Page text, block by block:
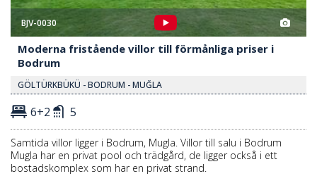
BJV-0030
Moderna fristående villor till förmånliga priser i
Bodrum
GÖLTÜRKBÜKÜ - BODRUM - MUĞLA
6+2 5
Samtida villor ligger i Bodrum, Mugla. Villor till salu i Bodrum
Mugla har en privat pool och trädgård, de ligger också i ett
bostadskomplex som har en privat strand.